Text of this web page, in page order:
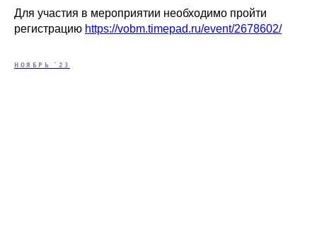
Для участия в мероприятии необходимо пройти
регистрацию https://vobm.timepad.ru/event/2678602/
НОЯБРЬ `23